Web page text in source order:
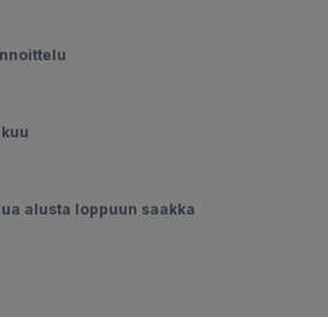
alusta loppuun saakka